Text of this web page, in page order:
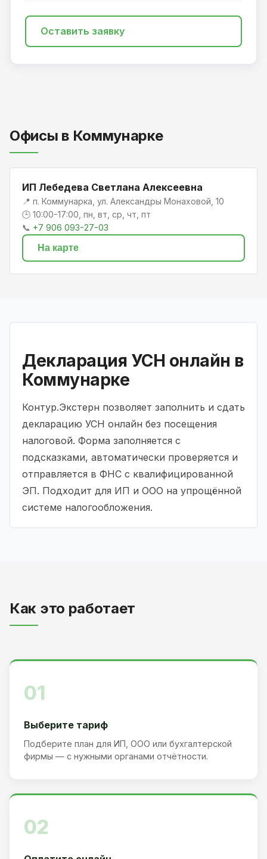
Оставить заявку
Офисы в Коммунарке
ИП Лебедева Светлана Алексеевна
📍 п. Коммунарка, ул. Александры Монаховой, 10
🕒 10:00-17:00, пн, вт, ср, чт, пт
📞 +7 906 093-27-03
На карте
Декларация УСН онлайн в
Коммунарке
Контур.Экстерн позволяет заполнить и сдать
декларацию УСН онлайн без посещения
налоговой. Форма заполняется с
подсказками, автоматически проверяется и
отправляется в ФНС с квалифицированной
ЭП. Подходит для ИП и ООО на упрощённой
системе налогообложения.
Как это работает
01
Выберите тариф
Подберите план для ИП, ООО или бухгалтерской
фирмы — с нужными органами отчётности.
02